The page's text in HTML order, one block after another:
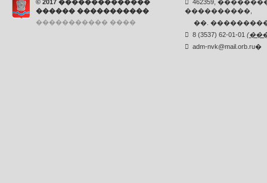
© 2017 ��������������
������ �����������
����������� ����
462359,
����������,
��. ���������,
8 (3537) 62-01-01 (
adm-nvk@mail.orb.ru�